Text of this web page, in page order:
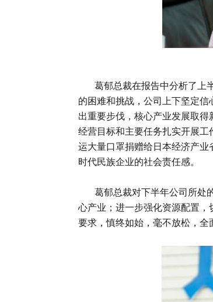
葛郁总裁在报告中分析了上半
的困难和挑战，公司上下坚定
出重要步伐，核心产业发展取
经营目标和主要任务扎实开展
运大量口罩捐赠给日本经济产
时代民族企业的社会责任感。
葛郁总裁对下半年公司所处的
心产业；进一步强化资源配置
要求，慎终如始，毫不放松，全